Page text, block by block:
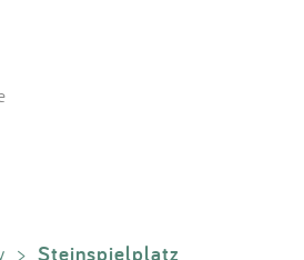
> Steinspielplatz